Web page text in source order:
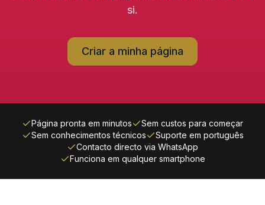
si.
Criar a minha página
Página pronta em minutos
Sem custos para começar
Sem conhecimentos técnicos
Suporte em português
Contacto directo via WhatsApp
Funciona em qualquer smartphone